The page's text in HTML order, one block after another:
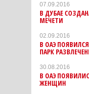
07.09.2016
В ДУБАЕ
МЕЧЕТИ
02.09.2016
В ОАЭ
ПАРК
30.08.2016
В ОАЭ
ЖЕНЩИН